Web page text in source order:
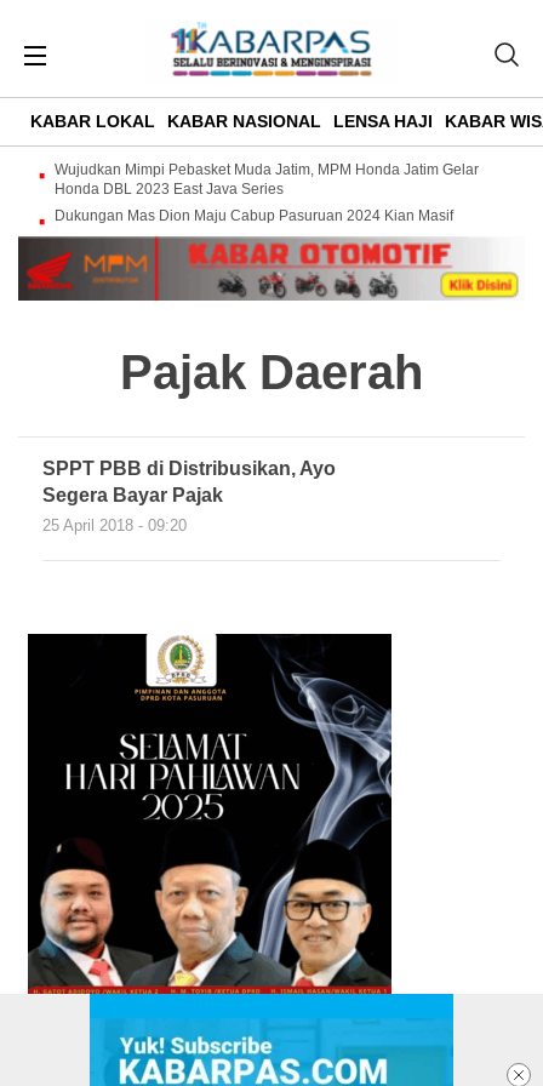
KABAR LOKAL KABAR NASIONAL LENSA HAJI KABAR
Wujudkan Mimpi Pebasket Muda Jatim, MPM Honda Jatim Gelar
Honda DBL 2023 East Java Series
Dukungan Mas Dion Maju Cabup Pasuruan 2024 Kian Masif
Pajak Daerah
SPPT PBB di Distribusikan, Ayo
Segera Bayar Pajak
25 April 2018 - 09:20